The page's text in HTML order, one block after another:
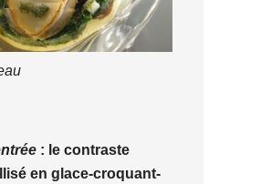
: le contraste
en glace-croquant-